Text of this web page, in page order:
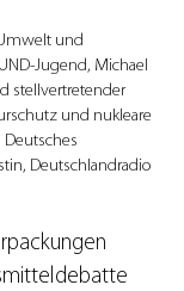
und
Jugend, Michael
stellvertretender
und nukleare
Deutsches
Deutschlandradio